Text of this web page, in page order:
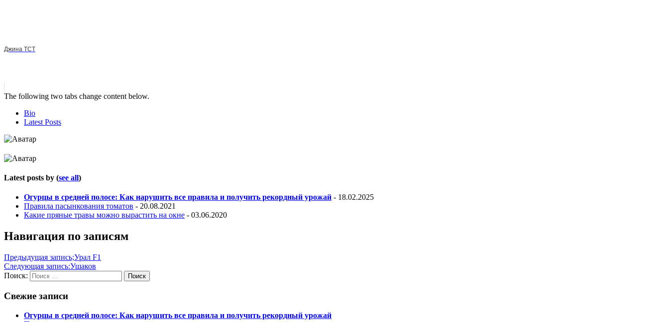
Джина ТСТ
The following two tabs change content below.
Bio
Latest Posts
Latest posts by (see all)
Огурцы в средней полосе: Как нарушить все правила и получить рекордный урожай - 18.02.2025
Правила пасынкования томатов - 20.08.2021
Какие пряные травы можно вырастить на окне - 03.06.2020
Навигация по записям
Предыдущая запись;Урал F1
Следующая запись:Ушаков
Поиск:
Поиск
Свежие записи
Огурцы в средней полосе: Как нарушить все правила и получить рекордный урожай